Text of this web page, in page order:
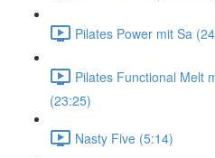
Pilates Power mit Sa
Pilates Functional Melt
(23:25)
Nasty Five (5:14)